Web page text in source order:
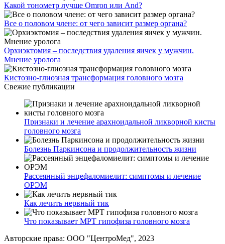
Какой тонометр лучше Omron или And?
Все о половом члене: от чего зависит размер органа?
Орхиэктомия – последствия удаления яичек у мужчин.
Мнение уролога
Кистозно-глиозная трансформация головного мозга
Свежие публикации
Признаки и лечение арахноидальной ликворной кисты
головного мозга
Болезнь Паркинсона и продолжительность жизни
Рассеянный энцефаломиелит: симптомы и лечение
ОРЭМ
Как лечить нервный тик
Что показывает МРТ гипофиза головного мозга
Авторские права: ООО "ЦентроМед", 2023